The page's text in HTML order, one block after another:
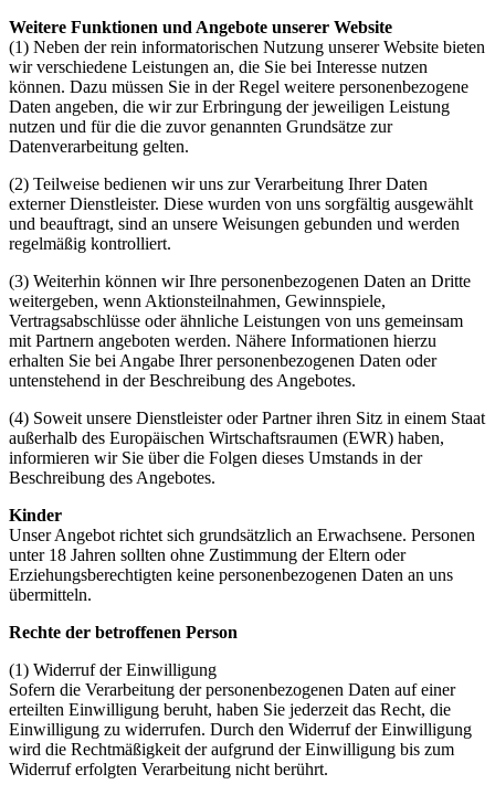
Weitere Funktionen und Angebote unserer Website
(1) Neben der rein informatorischen Nutzung unserer Website bieten
wir verschiedene Leistungen an, die Sie bei Interesse nutzen
können. Dazu müssen Sie in der Regel weitere personenbezogene
Daten angeben, die wir zur Erbringung der jeweiligen Leistung
nutzen und für die die zuvor genannten Grundsätze zur
Datenverarbeitung gelten.
(2) Teilweise bedienen wir uns zur Verarbeitung Ihrer Daten
externer Dienstleister. Diese wurden von uns sorgfältig ausgewählt
und beauftragt, sind an unsere Weisungen gebunden und werden
regelmäßig kontrolliert.
(3) Weiterhin können wir Ihre personenbezogenen Daten an Dritte
weitergeben, wenn Aktionsteilnahmen, Gewinnspiele,
Vertragsabschlüsse oder ähnliche Leistungen von uns gemeinsam
mit Partnern angeboten werden. Nähere Informationen hierzu
erhalten Sie bei Angabe Ihrer personenbezogenen Daten oder
untenstehend in der Beschreibung des Angebotes.
(4) Soweit unsere Dienstleister oder Partner ihren Sitz in einem Staat
außerhalb des Europäischen Wirtschaftsraumen (EWR) haben,
informieren wir Sie über die Folgen dieses Umstands in der
Beschreibung des Angebotes.
Kinder
Unser Angebot richtet sich grundsätzlich an Erwachsene. Personen
unter 18 Jahren sollten ohne Zustimmung der Eltern oder
Erziehungsberechtigten keine personenbezogenen Daten an uns
übermitteln.
Rechte der betroffenen Person
(1) Widerruf der Einwilligung
Sofern die Verarbeitung der personenbezogenen Daten auf einer
erteilten Einwilligung beruht, haben Sie jederzeit das Recht, die
Einwilligung zu widerrufen. Durch den Widerruf der Einwilligung
wird die Rechtmäßigkeit der aufgrund der Einwilligung bis zum
Widerruf erfolgten Verarbeitung nicht berührt.